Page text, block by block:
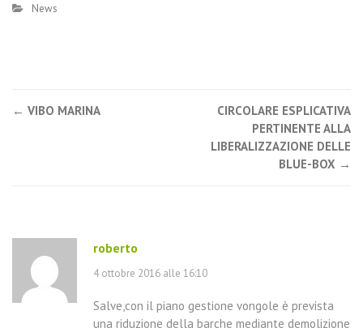
News
← VIBO MARINA
CIRCOLARE ESPLICATIVA
PERTINENTE ALLA
LIBERALIZZAZIONE DELLE
BLUE-BOX →
roberto
4 ottobre 2016 alle 16:10
Salve,con il piano gestione vongole è prevista
una riduzione della barche mediante demolizione